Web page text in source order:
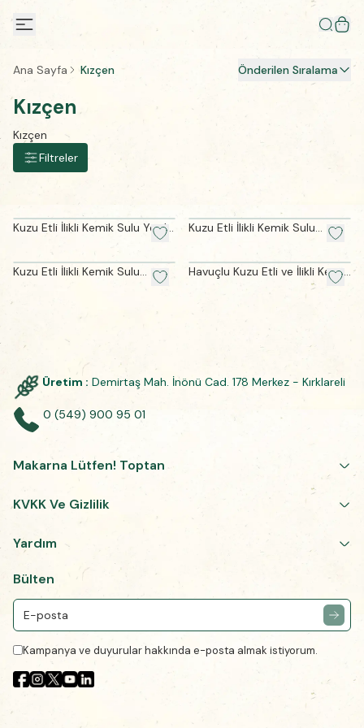
Ana Sayfa Kızçen Önderilen Sıralama
Kızçen
Kızçen
Filtreler
Kuzu Etli İlikli Kemik Sulu Yeşil
Kuzu Etli İlikli Kemik Sulu
Kuzu Etli İlikli Kemik Sulu
Bezelye Çorbası (165 gram)
Havuçlu Kuzu Etli ve İlikli Kemik
Suyu Çorbası (170 gram)
Üretim : Demirtaş Mah. İnönü Cad. 178 Merkez - Kırklareli
0 (549) 900 95 01
Makarna Lütfen! Toptan
KVKK Ve Gizlilik
Yardım
Bülten
Kampanya ve duyurular hakkında e-posta almak istiyorum.